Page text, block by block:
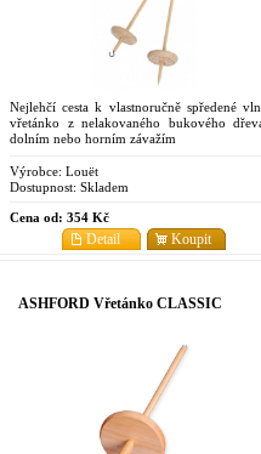
Nejlehčí cesta k vlastnoručně spředené
vřetánko z nelakovaného bukového
dolním nebo horním závažím
Výrobce: Louët
Dostupnost: Skladem
Cena od: 354 Kč
Koupit
Detail
ASHFORD Vřetánko CLASSIC